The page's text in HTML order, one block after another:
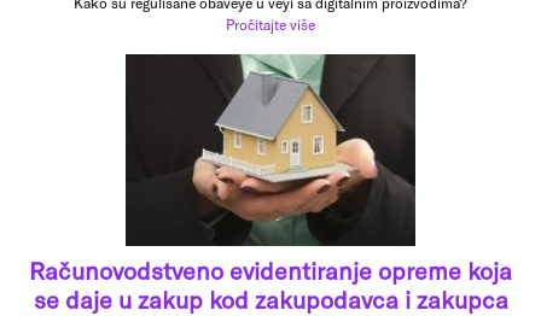
Pročitajte više
Računovodstveno evidentiranje opreme koja
se daje u zakup kod zakupodavca i zakupca